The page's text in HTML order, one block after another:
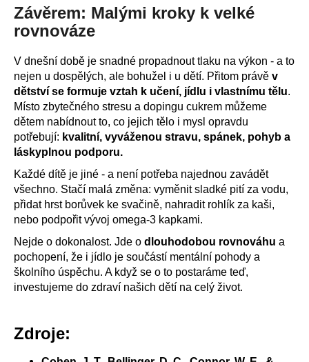
Závěrem: Malými kroky k velké
rovnováze
V dnešní době je snadné propadnout tlaku na výkon - a to
nejen u dospělých, ale bohužel i u dětí. Přitom právě v
dětství se formuje vztah k učení, jídlu i vlastnímu tělu.
Místo zbytečného stresu a dopingu cukrem můžeme
dětem nabídnout to, co jejich tělo i mysl opravdu
potřebují: kvalitní, vyváženou stravu, spánek, pohyb a
láskyplnou podporu.
Každé dítě je jiné - a není potřeba najednou zavádět
všechno. Stačí malá změna: vyměnit sladké pití za vodu,
přidat hrst borůvek ke svačině, nahradit rohlík za kaši,
nebo podpořit vývoj omega‑3 kapkami.
Nejde o dokonalost. Jde o dlouhodobou rovnováhu a
pochopení, že i jídlo je součástí mentální pohody a
školního úspěchu. A když se o to postaráme teď,
investujeme do zdraví našich dětí na celý život.
Zdroje: